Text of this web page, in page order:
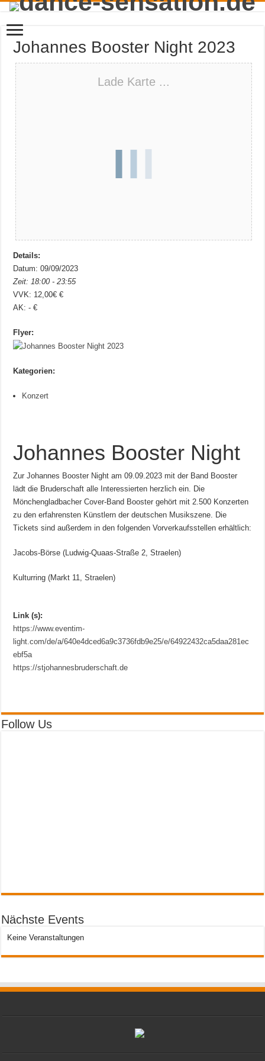
Johannes Booster Night 2023
Lade Karte ...
Details:
Datum: 09/09/2023
Zeit: 18:00 - 23:55
VVK: 12,00€ €
AK: - €
Flyer:
Kategorien:
Konzert
Johannes Booster Night
Zur Johannes Booster Night am 09.09.2023 mit der Band Booster
lädt die Bruderschaft alle Interessierten herzlich ein. Die
Mönchengladbacher Cover-Band Booster gehört mit 2.500 Konzerten
zu den erfahrensten Künstlern der deutschen Musikszene. Die
Tickets sind außerdem in den folgenden Vorverkaufsstellen erhältlich:
Jacobs-Börse (Ludwig-Quaas-Straße 2, Straelen)
Kulturring (Markt 11, Straelen)
Link (s):
https://www.eventim-
light.com/de/a/640e4dced6a9c3736fdb9e25/e/64922432ca5daa281ec
ebf5a
https://stjohannesbruderschaft.de
Follow Us
Nächste Events
Keine Veranstaltungen